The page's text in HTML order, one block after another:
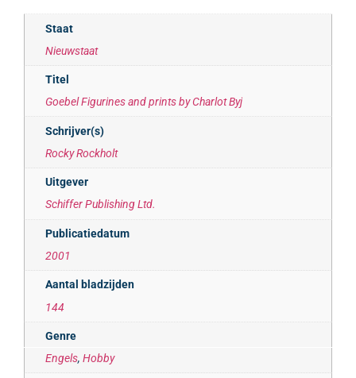
Staat
Nieuwstaat
Titel
Goebel Figurines and prints by Charlot Byj
Schrijver(s)
Rocky Rockholt
Uitgever
Schiffer Publishing Ltd.
Publicatiedatum
2001
Aantal bladzijden
144
Genre
Engels, Hobby